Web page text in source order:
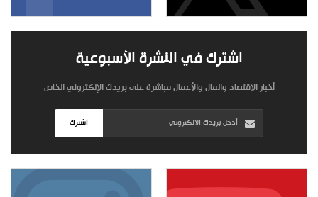
اشترك في النشرة الأسبوعية
أخبار الاقتصاد والمال والأعمال مباشرة على بريدك الإلكتروني الخاص
اشترك